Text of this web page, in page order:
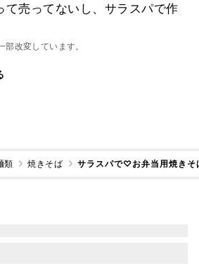
て売ってないし、サラスパで作
改変しています。
類 焼きそば サラスパで♡お弁当用焼きそ